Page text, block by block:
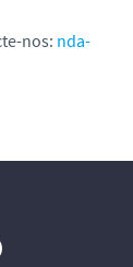
nos: nda-